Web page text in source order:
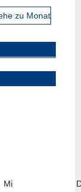
zu Monat
Mi